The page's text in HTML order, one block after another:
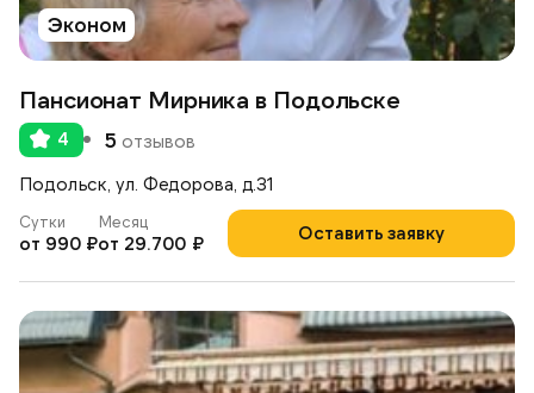
Эконом
Пансионат Мирника в Подольске
4 5 отзывов
Подольск, ул. Федорова, д.31
Оставить заявку
Сутки
от 990 ₽
Месяц
от 29.700 ₽